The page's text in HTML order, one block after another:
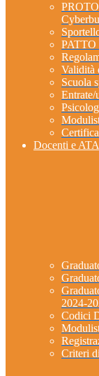
Validità
Scuola
Entrate/
Docenti e ATA
2024-
Codici
Criteri